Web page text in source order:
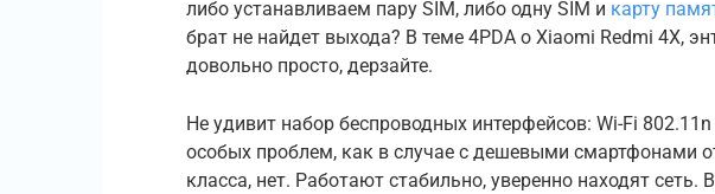
либо устанавливаем пару SIM, либо одну SIM и карту
брат не найдет выхода? В теме 4PDA о Xiaomi Redmi 4X,
довольно просто, дерзайте.
Не удивит набор беспроводных интерфейсов: Wi-Fi
особых проблем, как в случае с дешевыми смартфонами
класса, нет. Работают стабильно, уверенно находят сеть.